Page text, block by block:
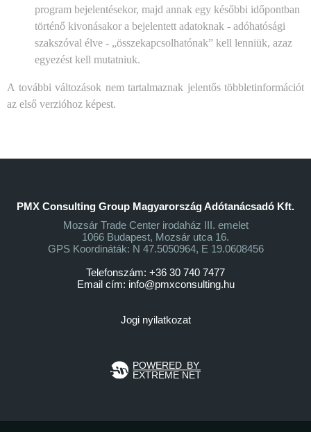
program bejelentésekor, majd annak egy későbbi időpontban
történő kivonásakor a bejelentett adatoknak - adóhatósági
szakszóval élve - „összekapcsolhatónak” kell lenniük, azaz
egyezést kell mutatniuk.
A további változások nem tartalmaznak jelentős többletinformációt
az első verzióhoz képest.
PMX Consulting Group Magyarország Adótanácsadó Kft.
Mozsár Trade Center irodaház III. emelet
1066 Budapest, Mozsár utca 16.
GPS Koordináták: N 47.5050964, E 19.0608456
Telefonszám: +36 30 740 7477
Email cím: info@pmxconsulting.hu
Jogi nyilatkozat